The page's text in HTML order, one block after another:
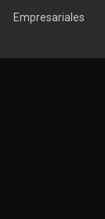
Empresariales